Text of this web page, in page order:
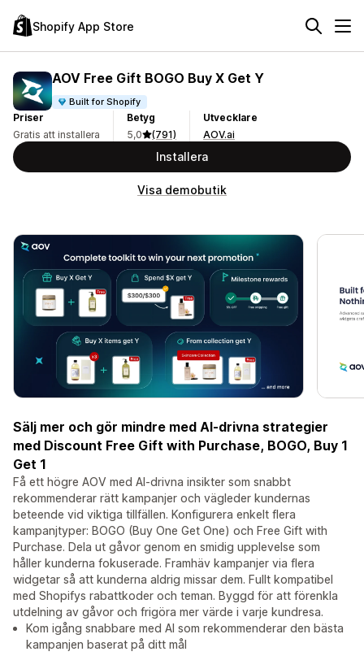
Shopify App Store
AOV Free Gift BOGO Buy X Get Y
Built for Shopify
Priser
Gratis att installera
Betyg
5,0
(791)
Utvecklare
AOV.ai
Installera
Visa demobutik
Sälj mer och gör mindre med AI-drivna strategier
med Discount Free Gift with Purchase, BOGO, Buy 1
Get 1
Få ett högre AOV med AI-drivna insikter som snabbt
rekommenderar rätt kampanjer och vägleder kundernas
beteende vid viktiga tillfällen. Konfigurera enkelt flera
kampanjtyper: BOGO (Buy One Get One) och Free Gift with
Purchase. Dela ut gåvor genom en smidig upplevelse som
håller kunderna fokuserade. Framhäv kampanjer via flera
widgetar så att kunderna aldrig missar dem. Fullt kompatibel
med Shopifys rabattkoder och teman. Byggd för att förenkla
utdelning av gåvor och frigöra mer värde i varje kundresa.
Kom igång snabbare med AI som rekommenderar den bästa
kampanjen baserat på ditt mål